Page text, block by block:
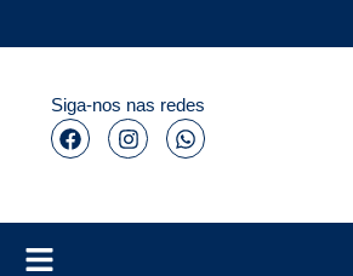
Siga-nos nas redes